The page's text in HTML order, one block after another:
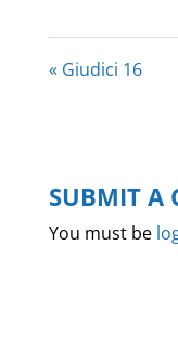
« Giudici 16
SUBMIT A
You must be